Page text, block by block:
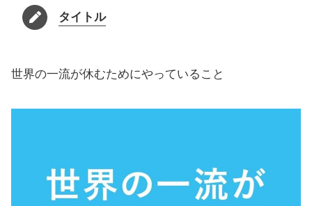
タイトル
世界の一流が休むためにやっていること